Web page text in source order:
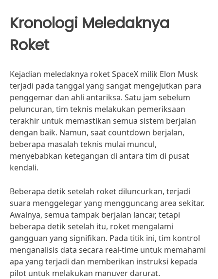
Kronologi Meledaknya
Roket
Kejadian meledaknya roket SpaceX milik Elon Musk
terjadi pada tanggal yang sangat mengejutkan para
penggemar dan ahli antariksa. Satu jam sebelum
peluncuran, tim teknis melakukan pemeriksaan
terakhir untuk memastikan semua sistem berjalan
dengan baik. Namun, saat countdown berjalan,
beberapa masalah teknis mulai muncul,
menyebabkan ketegangan di antara tim di pusat
kendali.
Beberapa detik setelah roket diluncurkan, terjadi
suara menggelegar yang mengguncang area sekitar.
Awalnya, semua tampak berjalan lancar, tetapi
beberapa detik setelah itu, roket mengalami
gangguan yang signifikan. Pada titik ini, tim kontrol
menganalisis data secara real-time untuk memahami
apa yang terjadi dan memberikan instruksi kepada
pilot untuk melakukan manuver darurat.